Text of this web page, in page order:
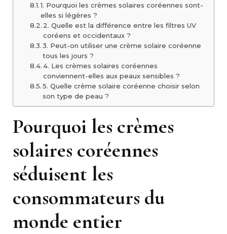
1. Pourquoi les crèmes solaires coréennes sont-
elles si légères ?
2. Quelle est la différence entre les filtres UV
coréens et occidentaux ?
3. Peut-on utiliser une crème solaire coréenne
tous les jours ?
4. Les crèmes solaires coréennes
conviennent-elles aux peaux sensibles ?
5. Quelle crème solaire coréenne choisir selon
son type de peau ?
Pourquoi les crèmes
solaires coréennes
séduisent les
consommateurs du
monde entier